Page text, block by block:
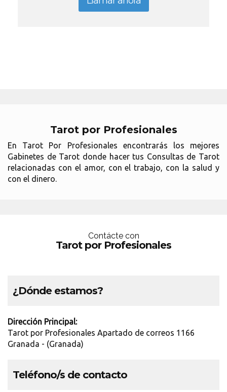
Tarot por Profesionales
En Tarot Por Profesionales encontrarás los mejores
Gabinetes de Tarot donde hacer tus Consultas de Tarot
relacionadas con el amor, con el trabajo, con la salud y
con el dinero.
Contácte con
Tarot por Profesionales
¿Dónde estamos?
Dirección Principal:
Tarot por Profesionales Apartado de correos 1166
Granada - (Granada)
Teléfono/s de contacto